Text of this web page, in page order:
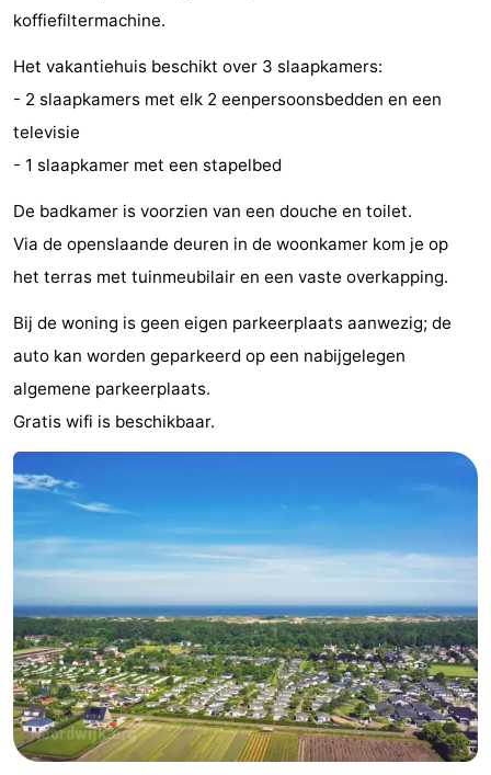
doen
-
Musea
-
Uitkijkpunten
Attracties
-
Speeltuinen
-
Binnenspeeltuinen
-
Experiences
Wellness
centra
Dorpen
Sporten
-
Zwembaden
-
Fietsen
-
Wandelen
-
koffiefiltermachine.
Het vakantiehuis beschikt over 3 slaapkamers:
- 2 slaapkamers met elk 2 eenpersoonsbedden en een
televisie
- 1 slaapkamer met een stapelbed
De badkamer is voorzien van een douche en toilet.
Via de openslaande deuren in de woonkamer kom je op
het terras met tuinmeubilair en een vaste overkapping.
Bij de woning is geen eigen parkeerplaats aanwezig; de
auto kan worden geparkeerd op een nabijgelegen
algemene parkeerplaats.
Gratis wifi is beschikbaar.